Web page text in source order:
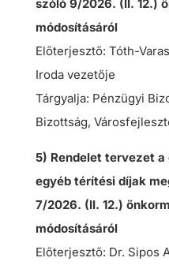
szóló 9/2026. (II. 12.)
módosításáról
Előterjesztő: Tóth-
Iroda vezetője
Tárgyalja: Pénzügyi
Bizottság,
5) Rendelet tervezet
egyéb térítési díjak
7/2026. (II. 12.)
módosításáról
Előterjesztő: Dr. Sipos